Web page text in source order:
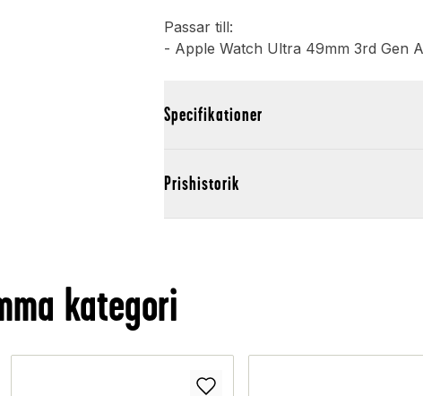
Passar till:
- Apple Watch Ultra 49mm 3rd Gen
Specifikationer
Prishistorik
kategori